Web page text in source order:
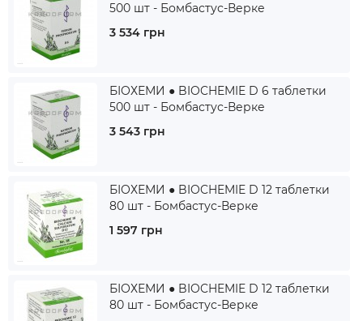
500 шт - Бомбастус-Верке
3 534 грн
БІОХЕМИ ● BIOCHEMIE D 6 таблетки
500 шт - Бомбастус-Верке
3 543 грн
БІОХЕМИ ● BIOCHEMIE D 12 таблетки
80 шт - Бомбастус-Верке
1 597 грн
БІОХЕМИ ● BIOCHEMIE D 12 таблетки
80 шт - Бомбастус-Верке